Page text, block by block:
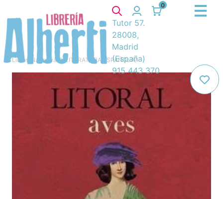
0
Tutor 57.
28008,
Madrid
(España)
915 443 370
Libros Narrativa/ 8. LITERATURA ESPAÑOLA/